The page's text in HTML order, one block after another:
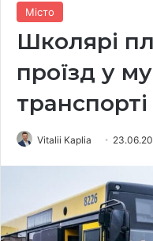
Місто
Школярі
проїзд у
Vitalii Kaplia